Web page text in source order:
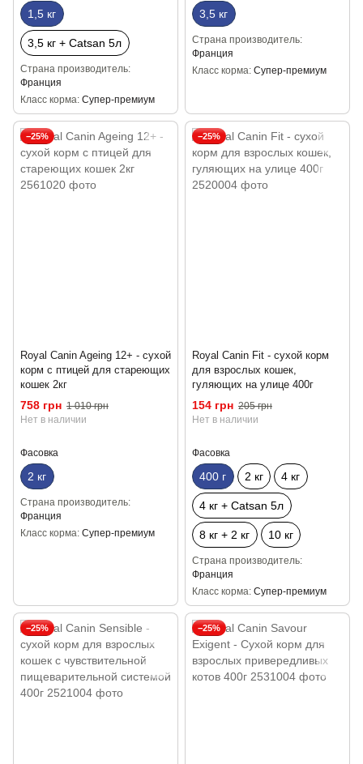
1,5 кг
3,5 кг + Catsan 5л
Страна производитель
Франция
Класс корма Супер-премиум
3,5 кг
Страна производитель
Франция
Класс корма Супер-премиум
−25%
Royal Canin Ageing 12+ - сухой
корм с птицей для стареющих
кошек 2кг
758 грн 1 010 грн
Нет в наличии
Фасовка
2 кг
Страна производитель
Франция
Класс корма Супер-премиум
−25%
Royal Canin Fit - сухой корм
для взрослых кошек,
гуляющих на улице 400г
154 грн 205 грн
Нет в наличии
Фасовка
400 г 2 кг 4 кг
4 кг + Catsan 5л
8 кг + 2 кг 10 кг
Страна производитель
Франция
Класс корма Супер-премиум
−25% −25%